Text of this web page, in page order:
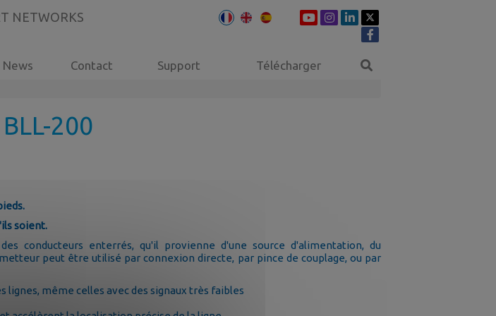
NETWORKS
News Contact Support Télécharger
200
soient.
conducteurs enterrés, qu'il provienne d'une source d'alimentation, du
peut être utilisé par connexion directe, par pince de couplage, ou par
même celles avec des signaux très faibles